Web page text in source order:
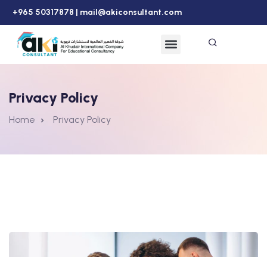
+965 50317878 | mail@akiconsultant.com
Privacy Policy
Home Privacy Policy